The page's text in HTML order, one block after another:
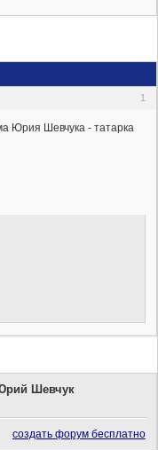
1
Юрия Шевчука - татарка
Шевчук
создать форум бесплатно